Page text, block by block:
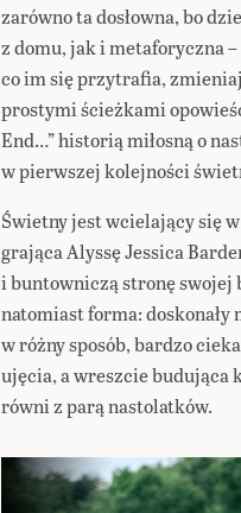
zarówno ta dosłowna, bo
z domu, jak i metaforyczna
co im się przytrafia,
prostymi ścieżkami
End…” historią miłosną o
w pierwszej kolejności
Świetny jest wcielający się
grająca Alyssę Jessica
i buntowniczą stronę swojej
natomiast forma: doskonały
w różny sposób, bardzo
ujęcia, a wreszcie budująca
równi z parą nastolatków.